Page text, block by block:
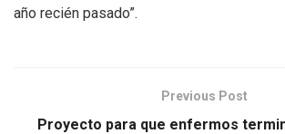
año recién pasado”.
Previous Post
Proyecto para que enfermos